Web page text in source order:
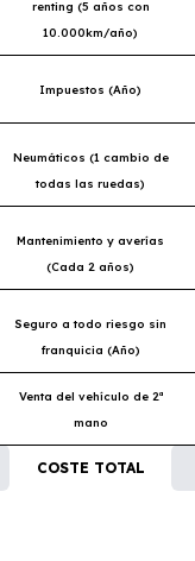
renting (5 años con
10.000km/año)
Impuestos (Año)
Neumáticos (1 cambio de
todas las ruedas)
Mantenimiento y averías
(Cada 2 años)
Seguro a todo riesgo sin
franquicia (Año)
Venta del vehículo de 2ª
mano
COSTE TOTAL